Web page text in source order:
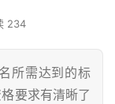
234
所需达到的标
要求有清晰了